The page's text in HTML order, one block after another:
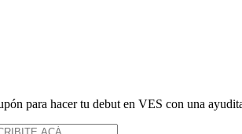
para hacer tu debut en VES con una